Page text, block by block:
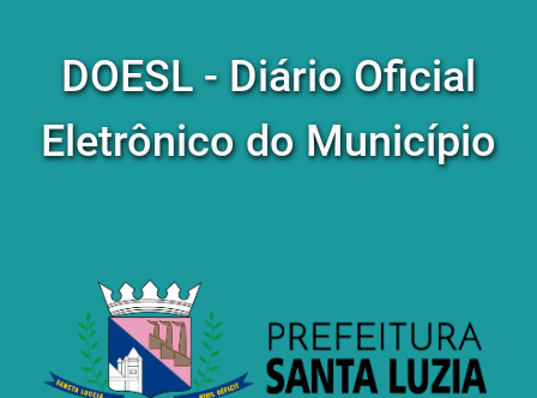
DOESL - Diário Oficial
Eletrônico do Município